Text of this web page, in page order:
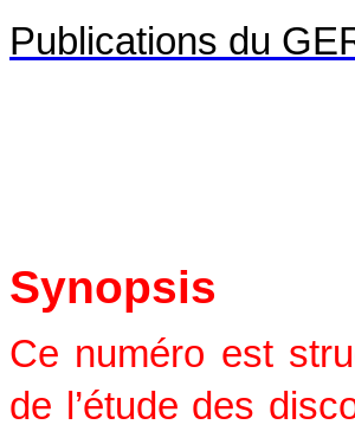
Publications du
Synopsis
Ce numéro est
de l’étude des